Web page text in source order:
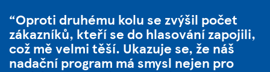
Oproti druhému kolu se zvýšil počet
zákazníků, kteří se do hlasování zapojili,
což mě velmi těší. Ukazuje se, že náš
nadační program má smysl nejen pro